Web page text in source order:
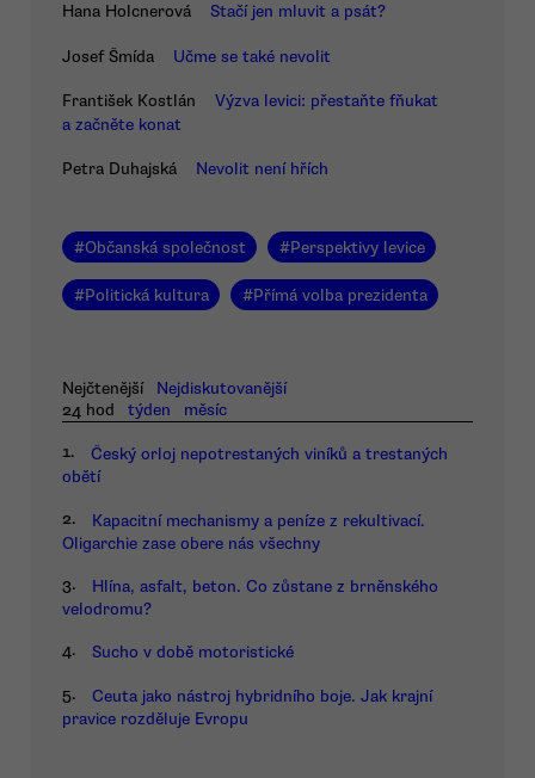
Hana Holcnerová Stačí jen mluvit a psát?
Josef Šmída Učme se také nevolit
František Kostlán
Výzva levici: přestaňte fňukat
a začněte konat
Petra Duhajská Nevolit není hřích
#Občanská společnost #Perspektivy levice
#Politická kultura #Přímá volba prezidenta
Nejčtenější
Nejdiskutovanější
24 hod
týden měsíc
1.
Český orloj nepotrestaných viníků a trestaných
obětí
2.
Kapacitní mechanismy a peníze z rekultivací.
Oligarchie zase obere nás všechny
3.
Hlína, asfalt, beton. Co zůstane z brněnského
velodromu?
4. Sucho v době motoristické
5.
Ceuta jako nástroj hybridního boje. Jak krajní
pravice rozděluje Evropu